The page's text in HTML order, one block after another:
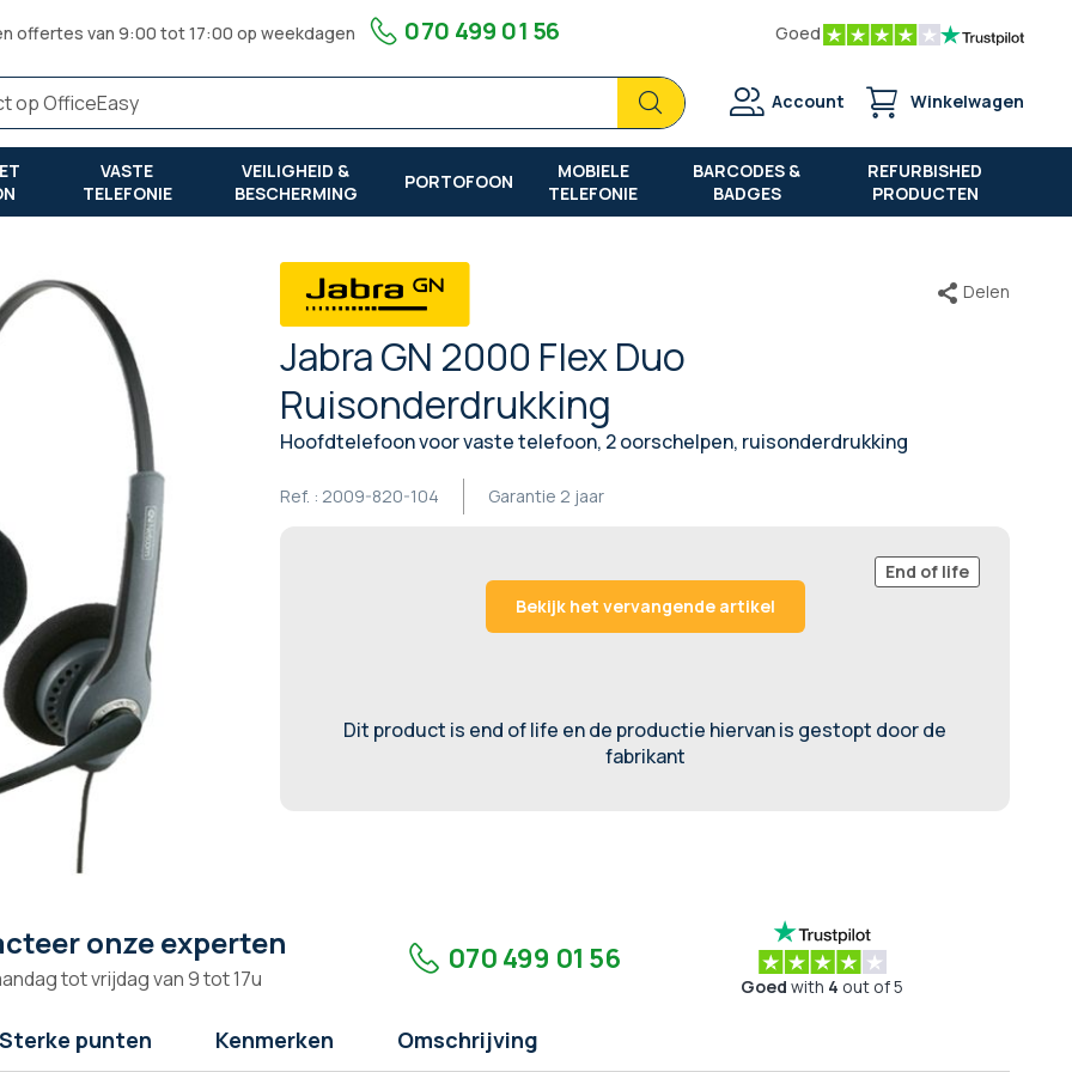
offertes van 9:00 tot 17:00 op weekdagen 070 499 01 56 Goed
Zoek
Zoek
Account Winkelwagen
VASTE
TELEFONIE
VEILIGHEID &
BESCHERMING
PORTOFOON
MOBIELE
TELEFONIE
BARCODES &
BADGES
REFURBISHED
PRODUCTEN
Jabra GN 2000 Flex Duo
Ruisonderdrukking
Hoofdtelefoon voor vaste telefoon, 2 oorschelpen, ruisonderdrukking
Garantie 2 jaar
Ref. : 2009-820-104
Delen
End of life
Bekijk het vervangende artikel
Dit product is end of life en de productie hiervan is gestopt door de
fabrikant
onze experten
tot vrijdag van 9 tot 17u
070 499 01 56
Goed with 4 out of 5
Sterke punten Kenmerken Omschrijving